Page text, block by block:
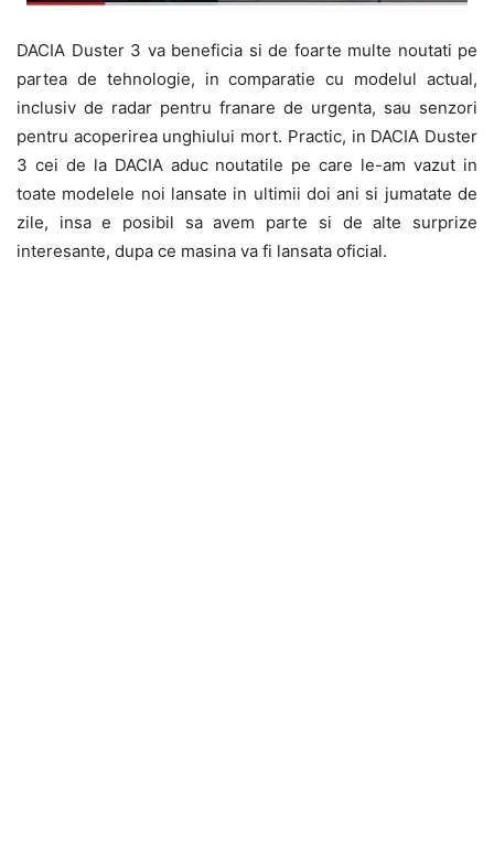
DACIA Duster 3 va beneficia si de foarte multe noutati pe
partea de tehnologie, in comparatie cu modelul actual,
inclusiv de radar pentru franare de urgenta, sau senzori
pentru acoperirea unghiului mort. Practic, in DACIA Duster
3 cei de la DACIA aduc noutatile pe care le-am vazut in
toate modelele noi lansate in ultimii doi ani si jumatate de
zile, insa e posibil sa avem parte si de alte surprize
interesante, dupa ce masina va fi lansata oficial.